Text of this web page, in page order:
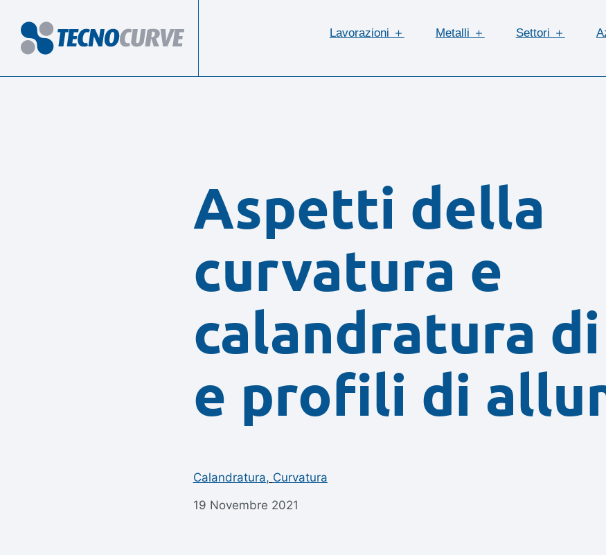
Lavorazioni ＋ Metalli ＋ Settori ＋
Aspetti della
curvatura e
calandratura
e profili di
Calandratura, Curvatura
19 Novembre 2021